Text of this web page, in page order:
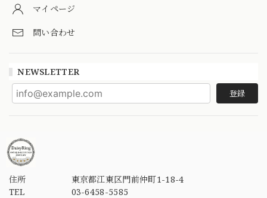
マイページ
問い合わせ
NEWSLETTER
登録
住所
東京都江東区門前仲町1-18-4
TEL
03-6458-5585